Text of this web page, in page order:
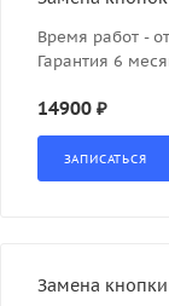
Время работ -
Гарантия 6
14900 ₽
Замена